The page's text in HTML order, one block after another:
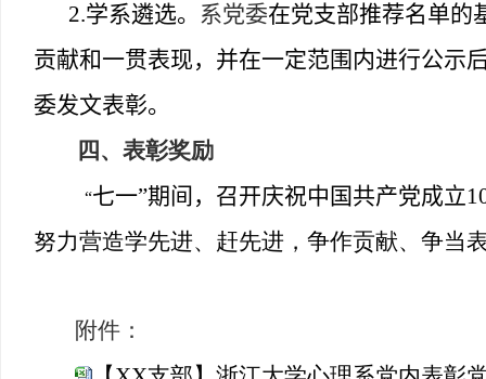
2.学系遴选。 系党委在党支部推荐名单的
贡献和一贯表现，并在一定范围内进行公示
委发文表彰。
四、表彰奖励
“七一”期间， 召开庆祝中国共产党成立
努力营造学先进、赶先进，争作贡献、争当
附件：